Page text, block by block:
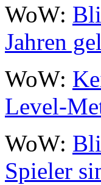
WoW:
Jahren
WoW:
Level-
WoW:
Spieler